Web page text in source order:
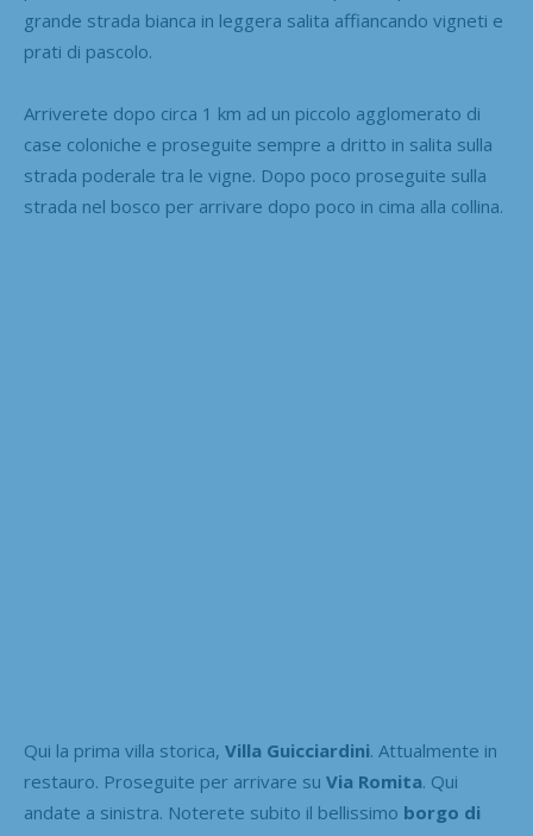
grande strada bianca in leggera salita affiancando vigneti e
prati di pascolo.
Arriverete dopo circa 1 km ad un piccolo agglomerato di
case coloniche e proseguite sempre a dritto in salita sulla
strada poderale tra le vigne. Dopo poco proseguite sulla
strada nel bosco per arrivare dopo poco in cima alla collina.
Qui la prima villa storica, Villa Guicciardini. Attualmente in
restauro. Proseguite per arrivare su Via Romita. Qui
andate a sinistra. Noterete subito il bellissimo borgo di